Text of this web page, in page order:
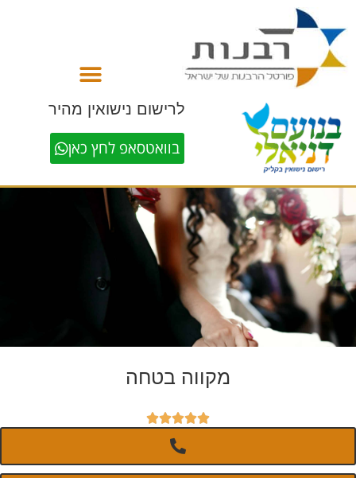
לרישום נישואין מהיר
בוואטסאפ לחץ כאן
מקווה בטחה




